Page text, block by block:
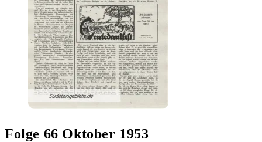
Folge 66 Oktober 1953